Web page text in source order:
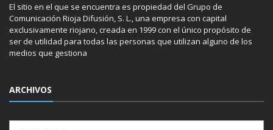
El sitio en el que se encuentra es propiedad del Grupo de
Comunicación Rioja Difusión, S. L., una empresa con capital
exclusivamente riojano, creada en 1999 con el único propósito de
ser de utilidad para todas las personas que utilizan alguno de los
medios que gestiona
ARCHIVOS